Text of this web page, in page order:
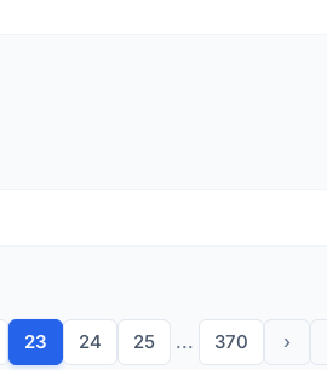
23 24 25 ... 370 ›